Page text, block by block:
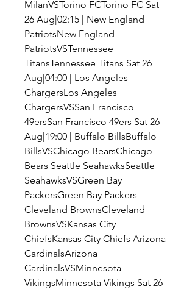
MilanVSTorino FCTorino FC Sat
26 Aug|02:15 | New England
PatriotsNew England
PatriotsVSTennessee
TitansTennessee Titans Sat 26
Aug|04:00 | Los Angeles
ChargersLos Angeles
ChargersVSSan Francisco
49ersSan Francisco 49ers Sat 26
Aug|19:00 | Buffalo BillsBuffalo
BillsVSChicago BearsChicago
Bears Seattle SeahawksSeattle
SeahawksVSGreen Bay
PackersGreen Bay Packers
Cleveland BrownsCleveland
BrownsVSKansas City
ChiefsKansas City Chiefs Arizona
CardinalsArizona
CardinalsVSMinnesota
VikingsMinnesota Vikings Sat 26